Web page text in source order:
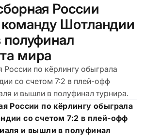
России
Шотландии
мира
по кёрлингу обыграла
со счетом 7:2 в плей-офф
и вышли в полуфинал турнира.
России по кёрлингу обыграла
со счетом 7:2 в плей-офф
и вышли в полуфинал